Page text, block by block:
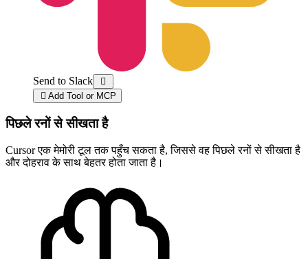
Send to Slack

 Add Tool or MCP
पिछले रनों से सीखता है
Cursor एक मेमोरी टूल तक पहुँच सकता है, जिससे वह पिछले रनों से सीखता है
और दोहराव के साथ बेहतर होता जाता है।